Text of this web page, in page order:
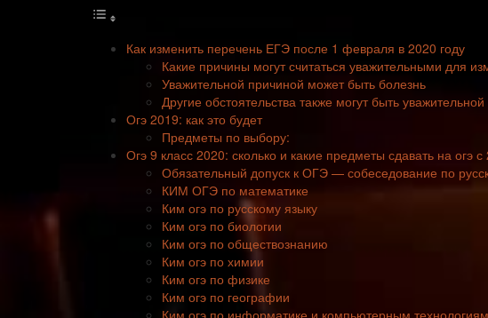
Как изменить перечень ЕГЭ после 1 февраля в 2020 году
Какие причины могут считаться уважительными для
Уважительной причиной может быть болезнь
Другие обстоятельства также могут быть
Огэ 2019: как это будет
Предметы по выбору:
Огэ 9 класс 2020: сколько и какие предметы сдавать на огэ с
Обязательный допуск к ОГЭ — собеседование по
КИМ ОГЭ по математике
Ким огэ по русскому языку
Ким огэ по биологии
Ким огэ по обществознанию
Ким огэ по химии
Ким огэ по физике
Ким огэ по географии
Ким огэ по информатике и компьютерным технологиям